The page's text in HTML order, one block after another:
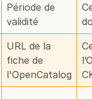
Période de
validité
URL de la
fiche de
l'OpenCatalog